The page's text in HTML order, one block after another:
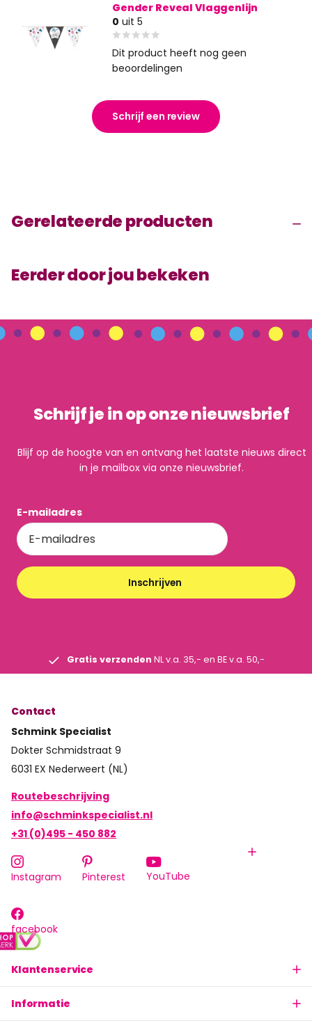
Gender Reveal Vlaggenlijn
0 uit 5
Dit product heeft nog geen
beoordelingen
Schrijf een review
Gerelateerde producten
Eerder door jou bekeken
Schrijf je in op onze nieuwsbrief
Blijf op de hoogte van en ontvang het laatste nieuws direct
in je mailbox via onze nieuwsbrief.
E-mailadres
Inschrijven
Gratis verzenden NL v.a. 35,- en BE v.a. 50,-
Klantenservice
Informatie
Contact
Schmink Specialist
Dokter Schmidstraat 9
6031 EX Nederweert (NL)
Routebeschrijving
info@schminkspecialist.nl
+31 (0)495 - 450 882
Instagram Pinterest YouTube
facebook